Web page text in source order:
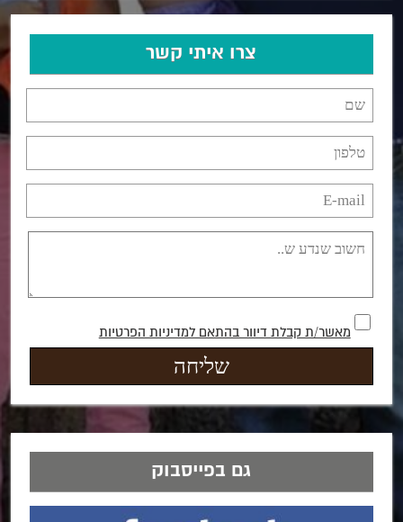
צרו איתי קשר
מאשר/ת קבלת דיוור בהתאם למדיניות הפרטיות
גם בפייסבוק